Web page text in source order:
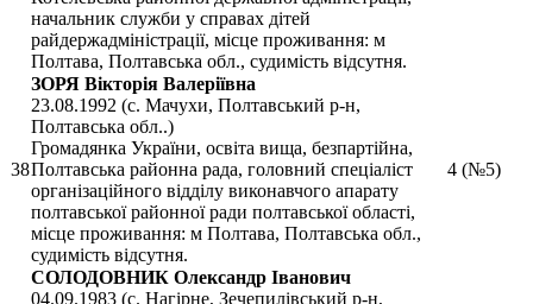
начальник служби у справах дітей
райдержадміністрації, місце проживання: м
Полтава, Полтавська обл., судимість відсутня.
38
ЗОРЯ Вікторія Валеріївна
23.08.1992 (с. Мачухи, Полтавський р-н,
Полтавська обл..)
Громадянка України, освіта вища, безпартійна,
Полтавська районна рада, головний спеціаліст
організаційного відділу виконавчого апарату
полтавської районної ради полтавської області,
місце проживання: м Полтава, Полтавська обл.,
судимість відсутня.
4 (№5)
СОЛОДОВНИК Олександр Іванович
04.09.1983 (с. Нагірне, Зечепилівський р-н,